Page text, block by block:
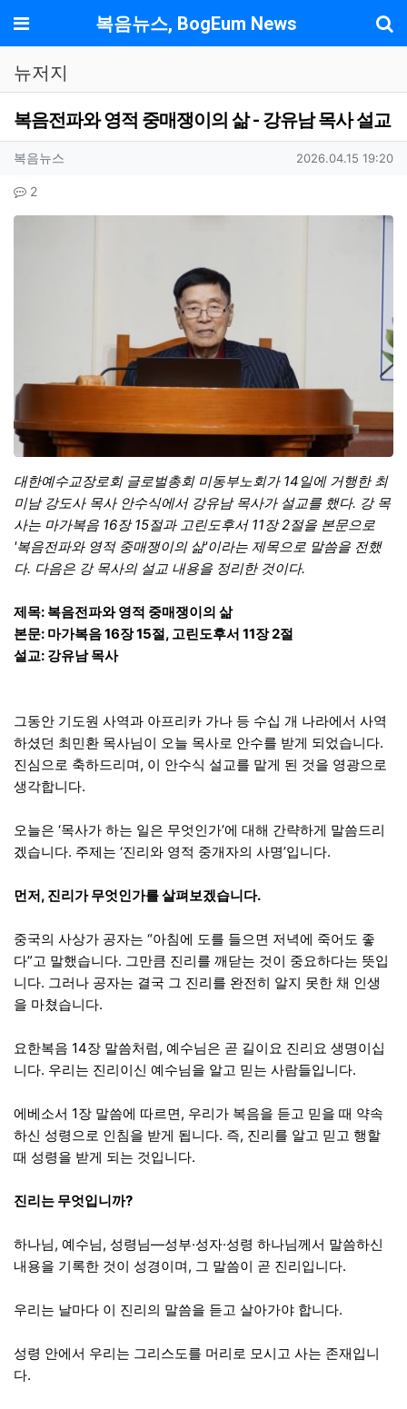
메뉴 복음뉴스, BogEum News
뉴저지
복음전파와 영적 중매쟁이의 삶 - 강유남 목사 설교
작성자 정보
복음뉴스 작성일
2026.04.15 19:20
컨텐츠 정보
2댓글
대한예수교장로회 글로벌총회 미동부노회가 14일에 거행한 최
미남 강도사 목사 안수식에서 강유남 목사가 설교를 했다. 강 목
사는 마가복음 16장 15절과 고린도후서 11장 2절을 본문으로
'복음전파와 영적 중매쟁이의 삶'이라는 제목으로 말씀을 전했
다. 다음은 강 목사의 설교 내용을 정리한 것이다.
제목: 복음전파와 영적 중매쟁이의 삶
본문: 마가복음 16장 15절, 고린도후서 11장 2절
설교: 강유남 목사
그동안 기도원 사역과 아프리카 가나 등 수십 개 나라에서 사역
하셨던 최민환 목사님이 오늘 목사로 안수를 받게 되었습니다.
진심으로 축하드리며, 이 안수식 설교를 맡게 된 것을 영광으로
생각합니다.
오늘은 ‘목사가 하는 일은 무엇인가’에 대해 간략하게 말씀드리
겠습니다. 주제는 ‘진리와 영적 중개자의 사명’입니다.
먼저, 진리가 무엇인가를 살펴보겠습니다.
중국의 사상가 공자는 “아침에 도를 들으면 저녁에 죽어도 좋
다”고 말했습니다. 그만큼 진리를 깨닫는 것이 중요하다는 뜻입
니다. 그러나 공자는 결국 그 진리를 완전히 알지 못한 채 인생
을 마쳤습니다.
요한복음 14장 말씀처럼, 예수님은 곧 길이요 진리요 생명이십
니다. 우리는 진리이신 예수님을 알고 믿는 사람들입니다.
에베소서 1장 말씀에 따르면, 우리가 복음을 듣고 믿을 때 약속
하신 성령으로 인침을 받게 됩니다. 즉, 진리를 알고 믿고 행할
때 성령을 받게 되는 것입니다.
진리는 무엇입니까?
하나님, 예수님, 성령님—성부·성자·성령 하나님께서 말씀하신
내용을 기록한 것이 성경이며, 그 말씀이 곧 진리입니다.
우리는 날마다 이 진리의 말씀을 듣고 살아가야 합니다.
성령 안에서 우리는 그리스도를 머리로 모시고 사는 존재입니
다.